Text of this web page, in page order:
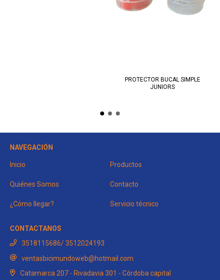
PROTECTOR BUCAL SIMPLE
JUNIORS
NAVEGACIÓN
Inicio Productos
Quiénes Somos Contacto
¿Cómo llegar? Servicio técnico
CONTACTANOS
3518115686/ 3512024193
ventasbicimundoweb@hotmail.com
Catamarca 207 - Rivadavia 301 - Córdoba capital